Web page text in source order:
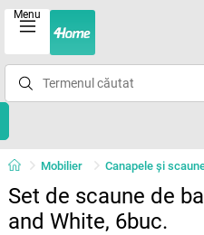
Menu
Mobilier Canapele și
Set de scaune de
and White, 6buc.